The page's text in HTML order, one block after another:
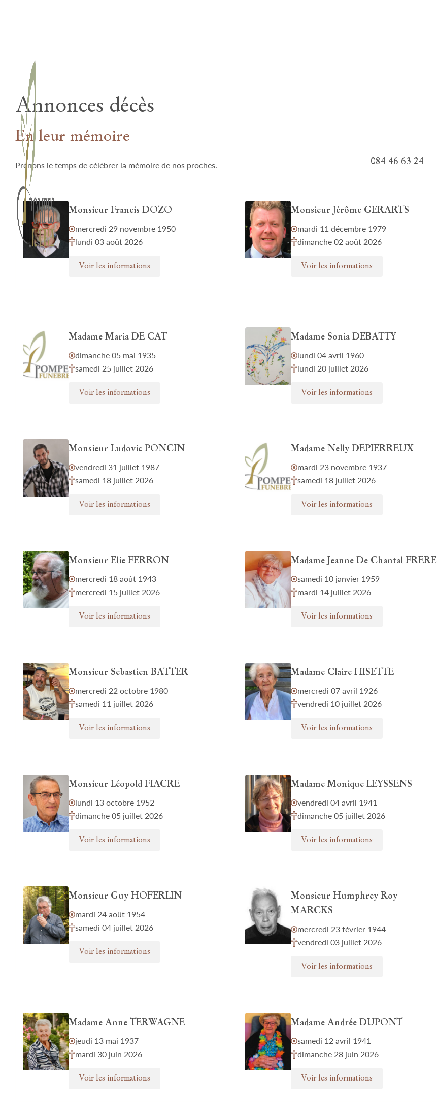
084 46 63 24
Annonces décès
En leur mémoire
Prenons le temps de célébrer la mémoire de nos proches.
Monsieur Francis DOZO
mercredi 29 novembre 1950
lundi 03 août 2026
Voir les informations
Monsieur Jérôme GERARTS
mardi 11 décembre 1979
dimanche 02 août 2026
Voir les informations
Madame Maria DE CAT
dimanche 05 mai 1935
samedi 25 juillet 2026
Voir les informations
Madame Sonia DEBATTY
lundi 04 avril 1960
lundi 20 juillet 2026
Voir les informations
Monsieur Ludovic PONCIN
vendredi 31 juillet 1987
samedi 18 juillet 2026
Voir les informations
Madame Nelly DEPIERREUX
mardi 23 novembre 1937
samedi 18 juillet 2026
Voir les informations
Monsieur Elie FERRON
mercredi 18 août 1943
mercredi 15 juillet 2026
Voir les informations
Madame Jeanne De Chantal FRERE
samedi 10 janvier 1959
mardi 14 juillet 2026
Voir les informations
Monsieur Sebastien BATTER
mercredi 22 octobre 1980
samedi 11 juillet 2026
Voir les informations
Madame Claire HISETTE
mercredi 07 avril 1926
vendredi 10 juillet 2026
Voir les informations
Monsieur Léopold FIACRE
lundi 13 octobre 1952
dimanche 05 juillet 2026
Voir les informations
Madame Monique LEYSSENS
vendredi 04 avril 1941
dimanche 05 juillet 2026
Voir les informations
Monsieur Guy HOFERLIN
mardi 24 août 1954
samedi 04 juillet 2026
Voir les informations
Monsieur Humphrey Roy
MARCKS
mercredi 23 février 1944
vendredi 03 juillet 2026
Voir les informations
Madame Anne TERWAGNE
jeudi 13 mai 1937
mardi 30 juin 2026
Voir les informations
Madame Andrée DUPONT
samedi 12 avril 1941
dimanche 28 juin 2026
Voir les informations